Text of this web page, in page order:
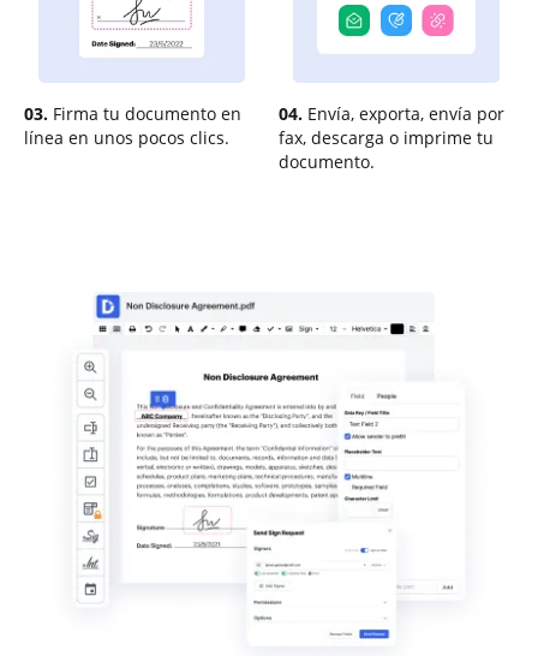
03. Firma tu documento en
línea en unos pocos clics.
04. Envía, exporta, envía por
fax, descarga o imprime tu
documento.